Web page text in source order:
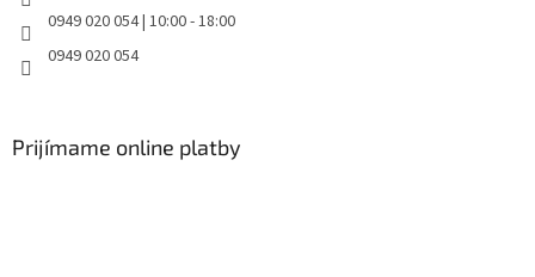
0949 020 054 | 10:00 - 18:00
0949 020 054
Prijímame online platby